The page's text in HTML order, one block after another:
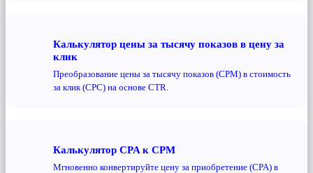
Калькулятор цены за тысячу показов в цену за
клик
Преобразование цены за тысячу показов (CPM) в стоимость
за клик (CPC) на основе CTR.
Калькулятор CPA к CPM
Мгновенно конвертируйте цену за приобретение (CPA) в